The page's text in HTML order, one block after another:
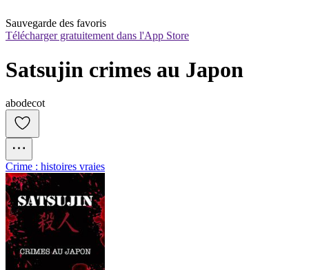
Sauvegarde des favoris
Télécharger gratuitement dans l'App Store
Satsujin crimes au Japon
abodecot
Crime : histoires vraies